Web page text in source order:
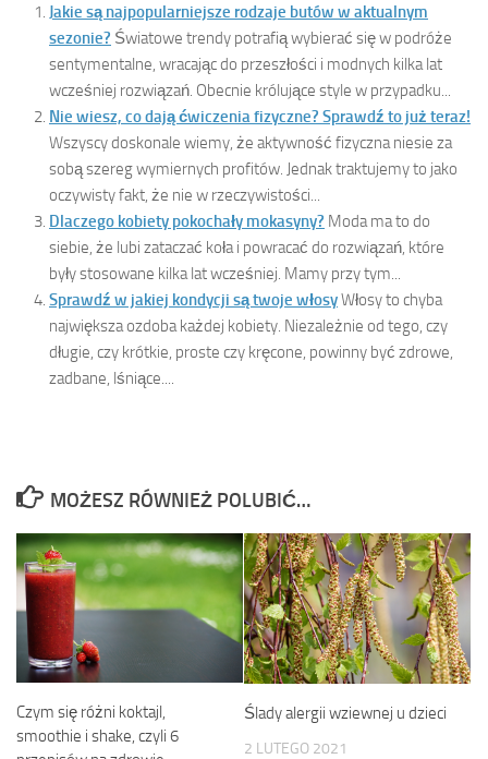
Jakie są najpopularniejsze rodzaje butów w aktualnym
sezonie? Światowe trendy potrafią wybierać się w podróże
sentymentalne, wracając do przeszłości i modnych kilka lat
wcześniej rozwiązań. Obecnie królujące style w przypadku...
Nie wiesz, co dają ćwiczenia fizyczne? Sprawdź to już teraz!
Wszyscy doskonale wiemy, że aktywność fizyczna niesie za
sobą szereg wymiernych profitów. Jednak traktujemy to jako
oczywisty fakt, że nie w rzeczywistości...
Dlaczego kobiety pokochały mokasyny? Moda ma to do
siebie, że lubi zataczać koła i powracać do rozwiązań, które
były stosowane kilka lat wcześniej. Mamy przy tym...
Sprawdź w jakiej kondycji są twoje włosyWłosy to chyba
największa ozdoba każdej kobiety. Niezależnie od tego, czy
długie, czy krótkie, proste czy kręcone, powinny być zdrowe,
zadbane, lśniące....
MOŻESZ RÓWNIEŻ POLUBIĆ…
Czym się różni koktajl,
smoothie i shake, czyli 6
Ślady alergii wziewnej u dzieci
2 LUTEGO 2021